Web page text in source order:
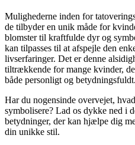
Mulighederne inden for
de tilbyder en unik måde for
blomster til kraftfulde dyr og
kan tilpasses til at afspejle den
livserfaringer. Det er denne
tiltrækkende for mange kvinder,
både personligt og betydningsfuldt.
Har du nogensinde overvejet,
symbolisere? Lad os dykke ned i
betydninger, der kan hjælpe dig
din unikke stil.